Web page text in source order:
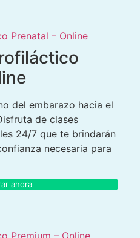
del embarazo hacia el
de clases
24/7 que te brindarán
necesaria para
ahora